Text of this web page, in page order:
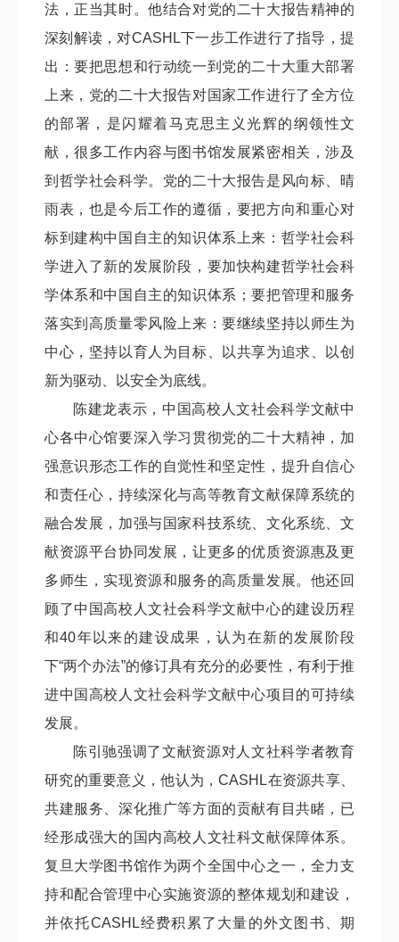
法，正当其时。他结合对党的二十大报告精神的
深刻解读，对CASHL下一步工作进行了指导，提
出：要把思想和行动统一到党的二十大重大部署
上来，党的二十大报告对国家工作进行了全方位
的部署，是闪耀着马克思主义光辉的纲领性文
献，很多工作内容与图书馆发展紧密相关，涉及
到哲学社会科学。党的二十大报告是风向标、晴
雨表，也是今后工作的遵循，要把方向和重心对
标到建构中国自主的知识体系上来：哲学社会科
学进入了新的发展阶段，要加快构建哲学社会科
学体系和中国自主的知识体系；要把管理和服务
落实到高质量零风险上来：要继续坚持以师生为
中心，坚持以育人为目标、以共享为追求、以创
新为驱动、以安全为底线。
陈建龙表示，中国高校人文社会科学文献中
心各中心馆要深入学习贯彻党的二十大精神，加
强意识形态工作的自觉性和坚定性，提升自信心
和责任心，持续深化与高等教育文献保障系统的
融合发展，加强与国家科技系统、文化系统、文
献资源平台协同发展，让更多的优质资源惠及更
多师生，实现资源和服务的高质量发展。他还回
顾了中国高校人文社会科学文献中心的建设历程
和40年以来的建设成果，认为在新的发展阶段
下“两个办法”的修订具有充分的必要性，有利于推
进中国高校人文社会科学文献中心项目的可持续
发展。
陈引驰强调了文献资源对人文社科学者教育
研究的重要意义，他认为，CASHL在资源共享、
共建服务、深化推广等方面的贡献有目共睹，已
经形成强大的国内高校人文社科文献保障体系。
复旦大学图书馆作为两个全国中心之一，全力支
持和配合管理中心实施资源的整体规划和建设，
并依托CASHL经费积累了大量的外文图书、期